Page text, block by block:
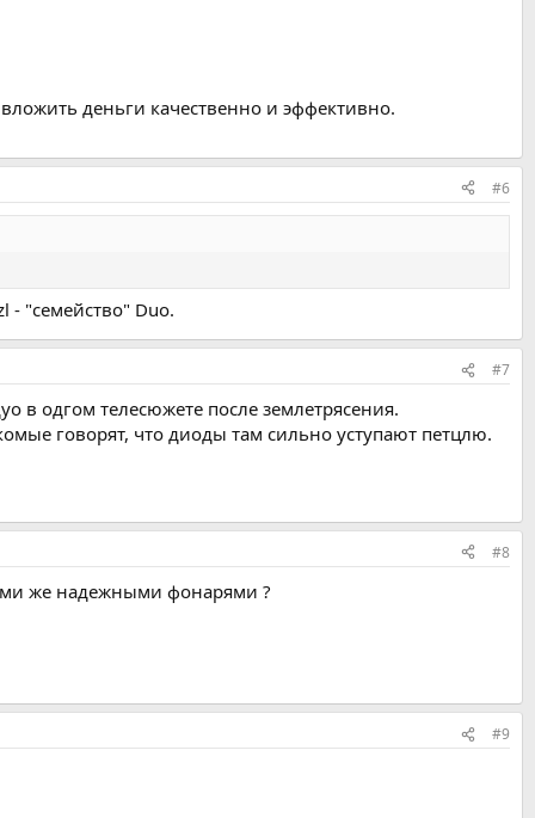
деньги качественно и эффективно.
#6
- "семейство" Duo.
#7
в одгом телесюжете после землетрясения.
говорят, что диоды там сильно уступают петцлю.
#8
же надежными фонарями ?
#9